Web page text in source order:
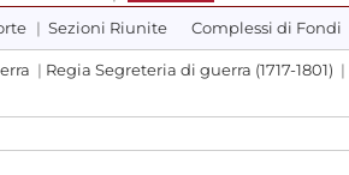
| Sezioni Riunite Complessi di Fondi
| Regia Segreteria di guerra (1717-1801) |